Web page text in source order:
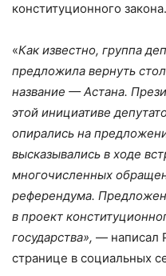
конституционного закона.
«Как известно, группа
предложила вернуть
название — Астана.
этой инициативе
опирались на
высказывались в ходе
многочисленных
референдума.
в проект
государства», — написал
странице в социальных